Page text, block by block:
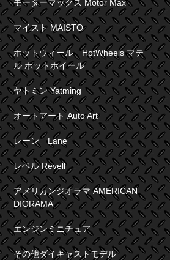
モーターマックス Motor Max
マイスト MAISTO
ホットウィール HotWheels マテ
ル ホットホイール
ヤトミン Yatming
オートアート Auto Art
レーン Lane
レベル Revell
アメリカンジオラマ AMERICAN
DIORAMA
エンジンミニチュア
その他ダイキャストモデル